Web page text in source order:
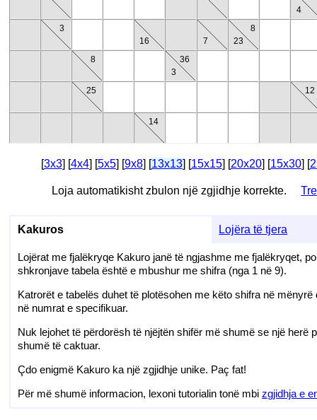
4
3
16
7
8
23
8
36
3
25
12
14
[3x3] [4x4] [5x5] [9x8] [13x13] [15x15] [20x20] [15x30] [
Loja automatikisht zbulon një zgjidhje korrekte.
Kakuros Lojëra të tjera
Lojërat me fjalëkryqe Kakuro janë të ngjashme me fjalëkryqet,
shkronjave tabela është e mbushur me shifra (nga 1 në 9).
Katrorët e tabelës duhet të plotësohen me këto shifra në mënyrë
në numrat e specifikuar.
Nuk lejohet të përdorësh të njëjtën shifër më shumë se një herë
shumë të caktuar.
Çdo enigmë Kakuro ka një zgjidhje unike. Paç fat!
Për më shumë informacion, lexoni tutorialin tonë mbizgjidhja e